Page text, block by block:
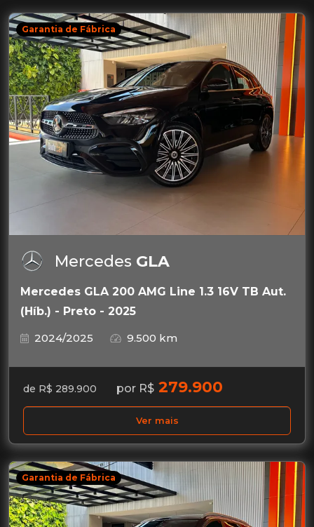
Garantia de Fábrica
Mercedes GLA
Mercedes GLA 200 AMG Line 1.3 16V TB Aut.
(Híb.) - Preto - 2025
2024/2025
9.500 km
de R$ 289.900 por R$ 279.900
Ver mais
Garantia de Fábrica